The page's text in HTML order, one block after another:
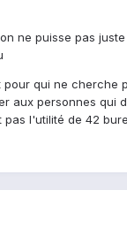
ne puisse pas
qui ne cherche
aux personnes qui
l'utilité de 42